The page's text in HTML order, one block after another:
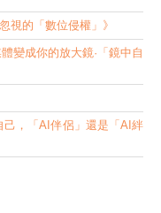
視的「數位侵權」》
變成你的放大鏡·「鏡中自
己，「AI伴侶」還是「AI絆